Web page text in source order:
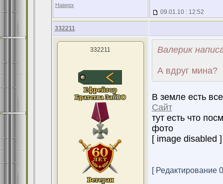
Наверх
09.01.10 : 12:52
332211
332211 Валерик
А вдруг мина?
В земле есть
Сайт
тут есть что
фото
[ image disabled ]
[ Редактирование